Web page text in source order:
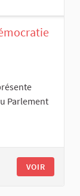
Parlement
VOIR